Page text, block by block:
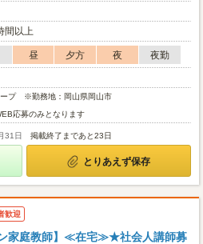
間以上
昼 夕方 夜
夜勤
ープ ※勤務地：岡山県岡山市
応募のみとなります
31日 掲載終了まであと23日
とりあえず保存
歓迎
ン家庭教師】≪在宅≫★社会人講師募